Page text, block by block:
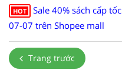
HOT
Sale 40% sách cấp
07-07 trên Shopee mall
Trang trước